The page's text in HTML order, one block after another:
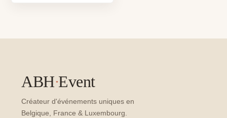
ABH·Event
Créateur d'événements uniques en
Belgique, France & Luxembourg.